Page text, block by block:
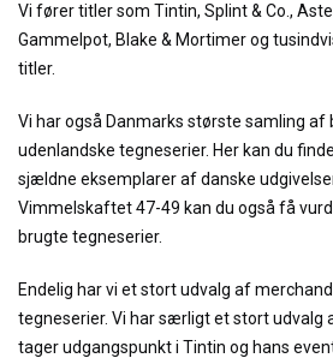
Vi fører titler som Tintin, Splint & Co.,
Gammelpot, Blake & Mortimer og
titler.
Vi har også Danmarks største samling af
udenlandske tegneserier. Her kan du
sjældne eksemplarer af danske
Vimmelskaftet 47-49 kan du også få
brugte tegneserier.
Endelig har vi et stort udvalg af
tegneserier. Vi har særligt et stort udvalg
tager udgangspunkt i Tintin og hans